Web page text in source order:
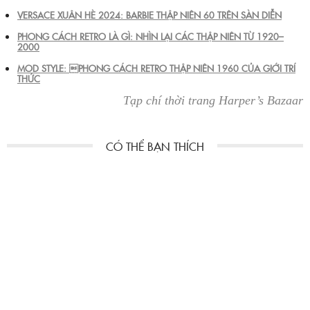
VERSACE XUÂN HÈ 2024: BARBIE THẬP NIÊN 60 TRÊN SÀN DIỄN
PHONG CÁCH RETRO LÀ GÌ: NHÌN LẠI CÁC THẬP NIÊN TỪ 1920–
2000
MOD STYLE: PHONG CÁCH RETRO THẬP NIÊN 1960 CỦA GIỚI TRÍ
THỨC
Tạp chí thời trang Harper’s Bazaar